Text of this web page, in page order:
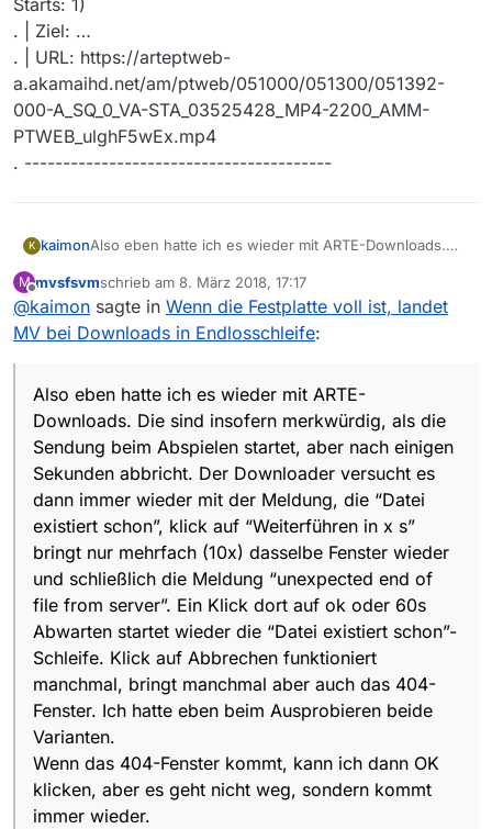
. | Ziel: …
. | URL: https://arteptweb-
a.akamaihd.net/am/ptweb/051000/051300/051392-
000-A_SQ_0_VA-STA_03525428_MP4-2200_AMM-
PTWEB_ulghF5wEx.mp4
. ----------------------------------------
K kaimonAlso eben hatte ich es wieder mit ARTE-Downloads.
Abspielen startet, aber nach einigen Sekunden
abbricht. Der Downloader versucht es dann immer
wieder mit der Meldung, die “Datei existiert schon”,
Meldung “unexpected end of file from server”. Ein
Klick dort auf ok oder 60s Abwarten startet wieder die
“Datei existiert schon”-Schleife. Klick auf Abbrechen
funktioniert manchmal, bringt manchmal aber auch das
404-Fenster. Ich hatte eben beim Ausprobieren beide
Varianten.
Wenn das 404-Fenster kommt, kann ich dann OK
klicken, aber es geht nicht weg, sondern kommt immer
wieder.
Möglicherweise bringe ich hier verschiedene Probleme
durcheinander. Sorry daß ich es nicht klarer darstellen
kann.
Aber es ist immer und ausschließlich ARTE. Vielleicht
macht deren Server auch merkwürdige Dinge.
Hier ein Ausschnitt aus dem log der sich so oder
. | Download starten
. | Programmset: Linux Speichern
. | Ziel: …
. | URL: https://arteptweb-
a.akamaihd.net/am/ptweb/051000/051400/051485-014-
A_SQ_0_VOA_03527444_MP4-2200_AMM-
PTWEB_uo1cFAAyZ.mp4
. | Startzeit: 05:07:30
. | direkter Download
. ----------------------------------------
!!!
java.net.SocketException: Unexpected end of file from
server
at
sun.net.www.http.HttpClient.parseHTTPHeader(HttpCli
ent.java:851)
sun.net.www.http.HttpClient.parseHTTP(HttpClient.java
:678)
at
sun.net.www.http.HttpClient.parseHTTPHeader(HttpCli
Fehlernr: 316598941
Exception: Unexpected end of file from server
Fehler(MSearch): DirectHttpDownload.run
. | Download ist fertig und war fehlerhaft
. | Programmset: Linux Speichern
. | Ziel: …
. | Startzeit: 05:07:30
. | Endzeit: 05:09:22
. | Restarts: 0
. | Dauer: 111 s
. | Dauer: 1 Min
. | URL: https://arteptweb-
a.akamaihd.net/am/ptweb/051000/051400/051485-014-
A_SQ_0_VOA_03527444_MP4-2200_AMM-
PTWEB_uo1cFAAyZ.mp4
. | direkter Download
. ----------------------------------------
. ----------------------------------------
. | Fehlerhaften Download neu starten - Restart
(Summe Starts: 1)
. | Ziel: …
M
Offline
mvsfsvmschrieb am 8. März 2018, 17:17
zuletzt editiert von
@kaimon sagte in Wenn die Festplatte voll ist, landet
MV bei Downloads in Endlosschleife:
Also eben hatte ich es wieder mit ARTE-
Downloads. Die sind insofern merkwürdig, als die
Sendung beim Abspielen startet, aber nach einigen
Sekunden abbricht. Der Downloader versucht es
dann immer wieder mit der Meldung, die “Datei
existiert schon”, klick auf “Weiterführen in x s”
bringt nur mehrfach (10x) dasselbe Fenster wieder
und schließlich die Meldung “unexpected end of
file from server”. Ein Klick dort auf ok oder 60s
Abwarten startet wieder die “Datei existiert schon”-
Schleife. Klick auf Abbrechen funktioniert
manchmal, bringt manchmal aber auch das 404-
Fenster. Ich hatte eben beim Ausprobieren beide
Varianten.
Wenn das 404-Fenster kommt, kann ich dann OK
klicken, aber es geht nicht weg, sondern kommt
immer wieder.